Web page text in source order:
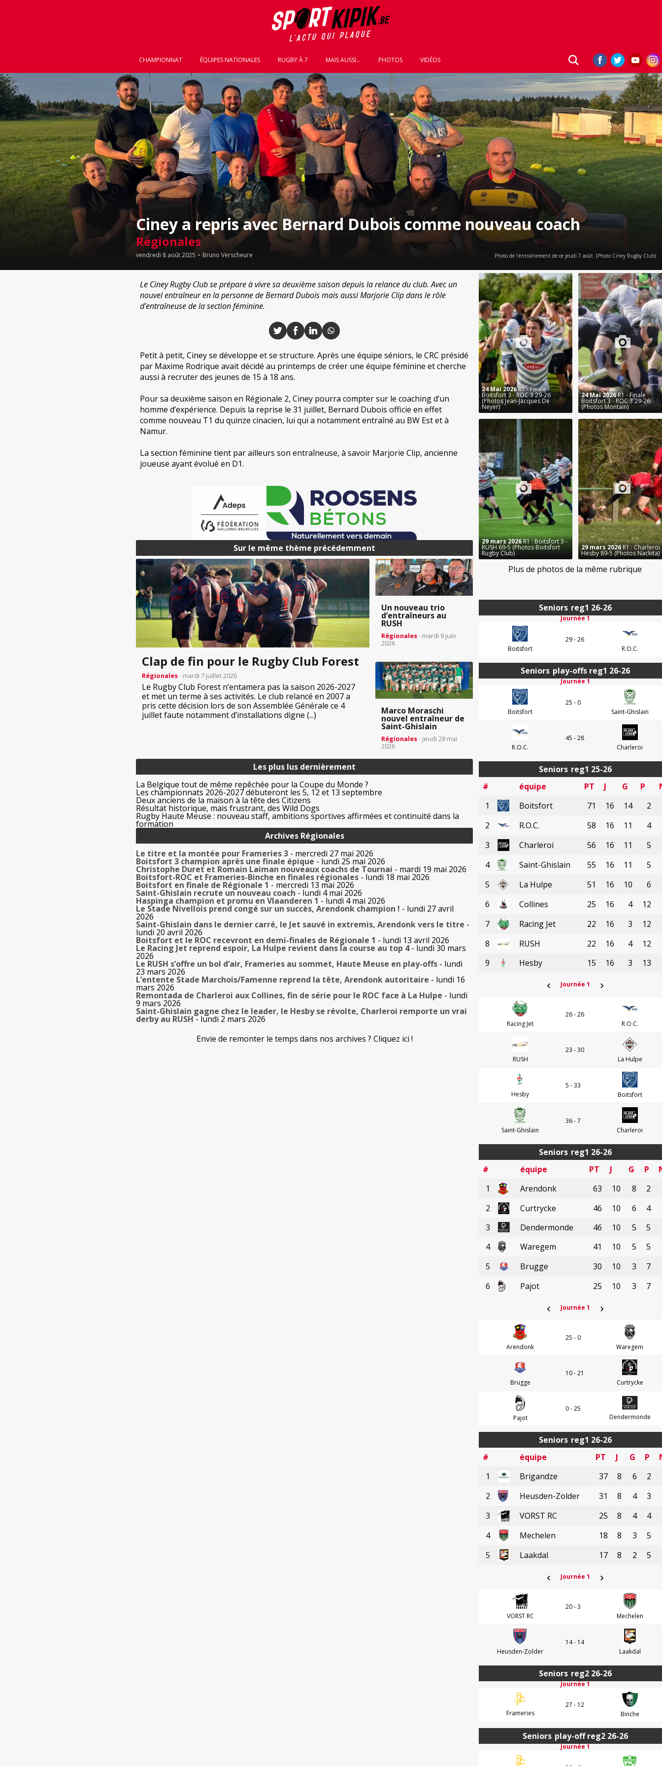
CHAMPIONNAT ÉQUIPES NATIONALES RUGBY À 7 MAIS AUSSI... PHOTOS VIDÉOS
Ciney a repris avec Bernard Dubois comme nouveau coach
Régionales
vendredi 8 août 2025 - Bruno Verscheure Photo de l'entraînement de ce jeudi 7 août. (Photo Ciney Rugby Club)
Le Ciney Rugby Club se prépare à vivre sa deuxième saison depuis la relance du club. Avec un
nouvel entraîneur en la personne de Bernard Dubois mais aussi Marjorie Clip dans le rôle
d’entraîneuse de la section féminine.
Petit à petit, Ciney se développe et se structure. Après une équipe séniors, le CRC présidé
par Maxime Rodrique avait décidé au printemps de créer une équipe féminine et cherche
aussi à recruter des jeunes de 15 à 18 ans.
Pour sa deuxième saison en Régionale 2, Ciney pourra compter sur le coaching d’un
homme d’expérience. Depuis la reprise le 31 juillet, Bernard Dubois officie en effet
comme nouveau T1 du quinze cinacien, lui qui a notamment entraîné au BW Est et à
Namur.
La section féminine tient par ailleurs son entraîneuse, à savoir Marjorie Clip, ancienne
joueuse ayant évolué en D1.
Sur le même thème précédemment
Clap de fin pour le Rugby Club Forest
Régionales- mardi 7 juillet 2026
Le Rugby Club Forest n’entamera pas la saison 2026-2027
et met un terme à ses activités. Le club relancé en 2007 a
pris cette décision lors de son Assemblée Générale ce 4
juillet faute notamment d’installations digne (...)
Un nouveau trio
d’entraîneurs au
RUSH
Régionales- mardi 9 juin
2026
Marco Moraschi
nouvel entraîneur de
Saint-Ghislain
Régionales- jeudi 28 mai
2026
Les plus lus dernièrement
La Belgique tout de même repêchée pour la Coupe du Monde ?
Les championnats 2026-2027 débuteront les 5, 12 et 13 septembre
Deux anciens de la maison à la tête des Citizens
Résultat historique, mais frustrant, des Wild Dogs
Rugby Haute Meuse : nouveau staff, ambitions sportives affirmées et continuité dans la
formation
Archives Régionales
Le titre et la montée pour Frameries 3 - mercredi 27 mai 2026
Boitsfort 3 champion après une finale épique - lundi 25 mai 2026
Christophe Duret et Romain Laiman nouveaux coachs de Tournai - mardi 19 mai 2026
Boitsfort-ROC et Frameries-Binche en finales régionales - lundi 18 mai 2026
Boitsfort en finale de Régionale 1 - mercredi 13 mai 2026
Saint-Ghislain recrute un nouveau coach - lundi 4 mai 2026
Haspinga champion et promu en Vlaanderen 1 - lundi 4 mai 2026
Le Stade Nivellois prend congé sur un succès, Arendonk champion ! - lundi 27 avril
2026
Saint-Ghislain dans le dernier carré, le Jet sauvé in extremis, Arendonk vers le titre -
lundi 20 avril 2026
Boitsfort et le ROC recevront en demi-finales de Régionale 1 - lundi 13 avril 2026
Le Racing Jet reprend espoir, La Hulpe revient dans la course au top 4- lundi 30 mars
2026
Le RUSH s’offre un bol d’air, Frameries au sommet, Haute Meuse en play-offs - lundi
23 mars 2026
L’entente Stade Marchois/Famenne reprend la tête, Arendonk autoritaire - lundi 16
mars 2026
Remontada de Charleroi aux Collines, fin de série pour le ROC face à La Hulpe - lundi
9 mars 2026
Saint-Ghislain gagne chez le leader, le Hesby se révolte, Charleroi remporte un vrai
derby au RUSH- lundi 2 mars 2026
Envie de remonter le temps dans nos archives ? Cliquez ici !
Seniors reg1 26-26
Journée 1
Boitsfort
29 - 26
R.O.C.
Seniors play-offs reg1 26-26
Journée 1
Boitsfort
25 - 0
Saint-Ghislain
R.O.C.
45 - 28
Charleroi
Seniors reg1 25-26
#
équipe PT J G P
1
Boitsfort 71 16 14
2
2
R.O.C. 58 16 11
4
3
Charleroi 56 16 11
5
4
Saint-Ghislain 55 16 11
5
5
La Hulpe 51 16 10
6
6
Collines 25 16 4
12
7
Racing Jet 22 16 3
12
8
RUSH 22 16 4
12
9
Hesby 15 16 3 13
‹ Journée 1 ›
Racing Jet
26 - 26
R.O.C.
RUSH
23 - 30
La Hulpe
Hesby
5 - 33
Boitsfort
Saint-Ghislain
36 - 7
Charleroi
Seniors reg1 26-26
#
équipe PT J G P
1
Arendonk 63 10 8
2
2
Curtrycke 46 10 6
4
3
Dendermonde 46 10 5
5
4
Waregem 41 10 5
5
5
Brugge 30 10 3
7
6
Pajot 25 10 3 7
‹ Journée 1 ›
Arendonk
25 - 0
Waregem
Brugge
10 - 21
Curtrycke
Pajot
0 - 25
Dendermonde
Seniors reg1 26-26
#
équipe PT J G P
1
Brigandze 37 8 6
2
2
Heusden-Zolder 31 8 4
3
3
VORST RC 25 8 4
4
4
Mechelen 18 8 3
5
5
Laakdal 17 8 2 5
‹ Journée 1 ›
VORST RC
20 - 3
Mechelen
Heusden-Zolder
14 - 14
Laakdal
Seniors reg2 26-26
Journée 1
Frameries
27 - 12
Binche
Seniors play-off reg2 26-26
Journée 1
24 Mai 2026R1 - Finale :
Boitsfort 3 - ROC 3 29-26
(Photos Jean-Jacques De
Neyer)
24 Mai 2026R1 - Finale :
Boitsfort 3 - ROC 3 29-26
(Photos Montain)
29 mars 2026R1 : Boitsfort 3 -
RUSH 69-5 (Photos Boitsfort
Rugby Club)
29 mars 2026R1 : Charleroi
Hesby 89-5 (Photos Nackita)
Plus de photos de la même rubrique